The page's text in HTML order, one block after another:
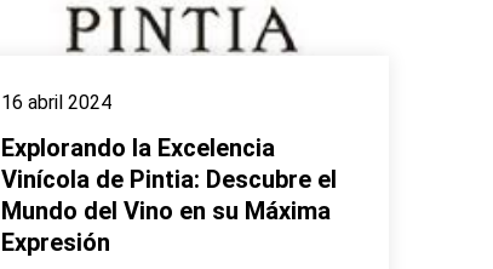
16 abril 2024
Explorando la Excelencia
Vinícola de Pintia: Descubre el
Mundo del Vino en su Máxima
Expresión